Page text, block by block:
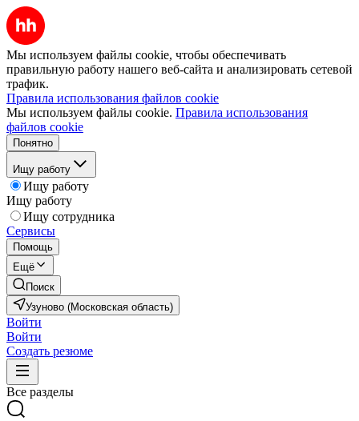
Мы используем файлы cookie, чтобы обеспечивать
правильную работу нашего веб-сайта и анализировать сетевой
трафик.
Правила использования файлов cookie
Мы используем файлы cookie. Правила использования
файлов cookie
Понятно
Ищу работу
Ищу работу
Ищу работу
Ищу сотрудника
Сервисы
Помощь
Ещё
Поиск
Узуново (Московская область)
Войти
Войти
Создать резюме
Все разделы